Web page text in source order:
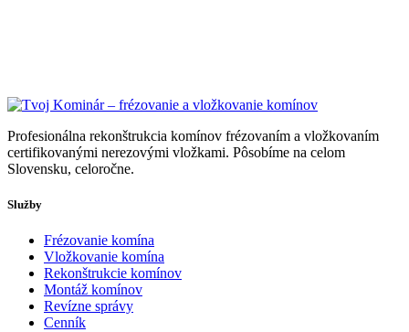
Profesionálna rekonštrukcia komínov frézovaním a vložkovaním
certifikovanými nerezovými vložkami. Pôsobíme na celom
Slovensku, celoročne.
Služby
Frézovanie komína
Vložkovanie komína
Rekonštrukcie komínov
Montáž komínov
Revízne správy
Cenník